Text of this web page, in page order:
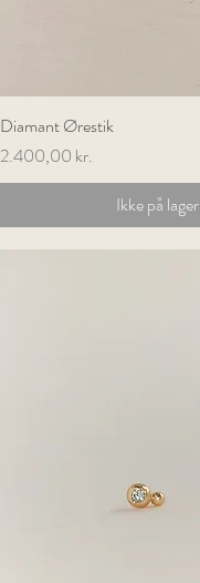
Diamant Ørestik
Pris
2.400,00 kr.
Ikke på lager